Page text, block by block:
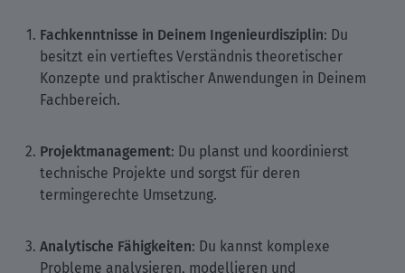
Fachkenntnisse in Deinem Ingenieurdisziplin: Du
besitzt ein vertieftes Verständnis theoretischer
Konzepte und praktischer Anwendungen in Deinem
Fachbereich.
Projektmanagement: Du planst und koordinierst
technische Projekte und sorgst für deren
termingerechte Umsetzung.
Analytische Fähigkeiten: Du kannst komplexe
Probleme analysieren, modellieren und